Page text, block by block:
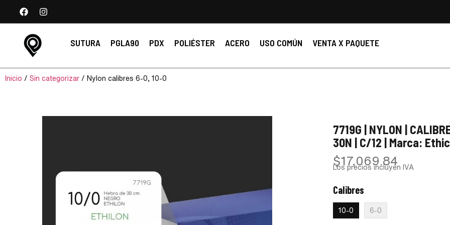
SUTURA PGLA90 PDX POLIÉSTER ACERO USO COMÚN VENTA X PAQUETE
Inicio / Sin categorizar / Nylon calibres 6-0, 10-0
7719G | NYLON |
30N | C/12 | Marca:
$17,069.84
Los precios incluyen IVA
Calibres
10-0 6-0